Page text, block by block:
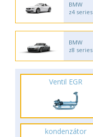
BMW
z4 series
BMW
z8 series
Ventil EGR
kondenzátor